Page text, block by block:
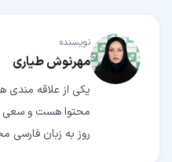
نویسنده
مهرنوش طیاری
یکی از علاقه مندی
محتوا هست و سعی
روز به زبان